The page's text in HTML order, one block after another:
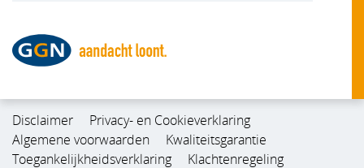
Disclaimer
Privacy- en Cookieverklaring
Algemene voorwaarden
Kwaliteitsgarantie
Toegankelijkheidsverklaring
Klachtenregeling